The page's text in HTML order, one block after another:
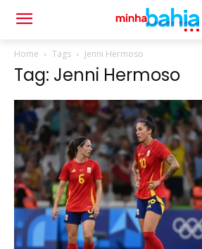
Home Tags Jenni Hermoso
Tag: Jenni Hermoso